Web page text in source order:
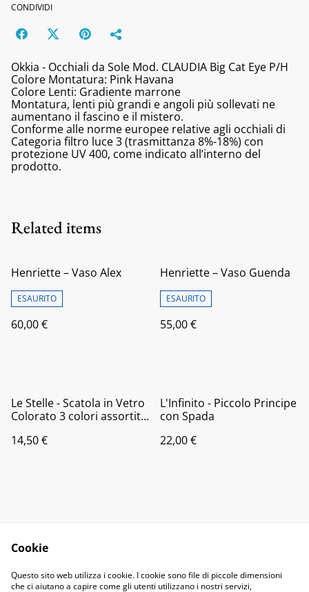
CONDIVIDI
Okkia - Occhiali da Sole Mod. CLAUDIA Big Cat Eye P/H
Colore Montatura: Pink Havana
Colore Lenti: Gradiente marrone
Montatura, lenti più grandi e angoli più sollevati ne
aumentano il fascino e il mistero.
Conforme alle norme europee relative agli occhiali di
Categoria filtro luce 3 (trasmittanza 8%-18%) con
protezione UV 400, come indicato all’interno del
prodotto.
Related items
Henriette – Vaso Alex
ESAURITO
60,00 €
Henriette – Vaso Guenda
ESAURITO
55,00 €
Le Stelle - Scatola in Vetro
Colorato 3 colori assortiti
14,50 €
L'Infinito - Piccolo Principe
con Spada
22,00 €
Contact Us
Legal Terms
Privacy Policy
Cookie Policy
Cookie
Questo sito web utilizza i cookie. I cookie sono file di piccole dimensioni
che ci aiutano a capire come gli utenti utilizzano i nostri servizi,